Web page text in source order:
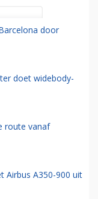
door
doet widebody-
route vanaf
Airbus A350-900 uit